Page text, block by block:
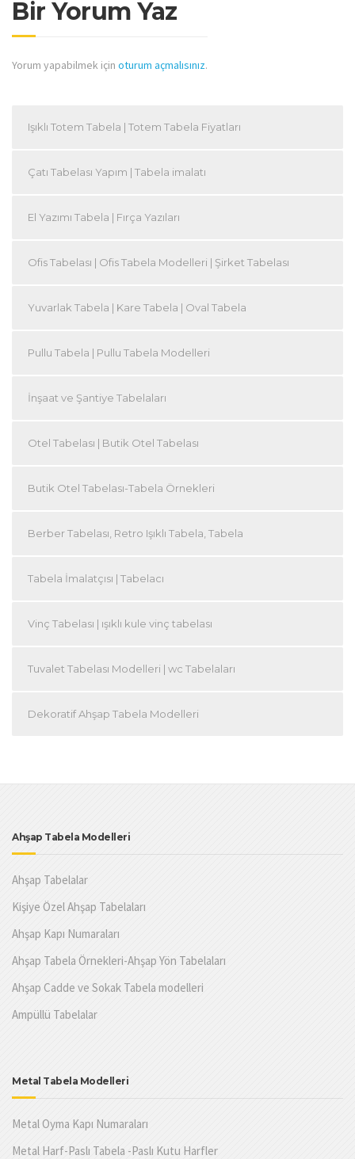
Bir Yorum Yaz
Yorum yapabilmek için oturum açmalısınız.
Işıklı Totem Tabela | Totem Tabela Fiyatları
Çatı Tabelası Yapım | Tabela imalatı
El Yazımı Tabela | Fırça Yazıları
Ofis Tabelası | Ofis Tabela Modelleri | Şirket Tabelası
Yuvarlak Tabela | Kare Tabela | Oval Tabela
Pullu Tabela | Pullu Tabela Modelleri
İnşaat ve Şantiye Tabelaları
Otel Tabelası | Butik Otel Tabelası
Butik Otel Tabelası-Tabela Örnekleri
Berber Tabelası, Retro Işıklı Tabela, Tabela
Tabela İmalatçısı | Tabelacı
Vinç Tabelası | ışıklı kule vinç tabelası
Tuvalet Tabelası Modelleri | wc Tabelaları
Dekoratif Ahşap Tabela Modelleri
Ahşap Tabela Modelleri
Ahşap Tabelalar
Kişiye Özel Ahşap Tabelaları
Ahşap Kapı Numaraları
Ahşap Tabela Örnekleri-Ahşap Yön Tabelaları
Ahşap Cadde ve Sokak Tabela modelleri
Ampüllü Tabelalar
Metal Tabela Modelleri
Metal Oyma Kapı Numaraları
Metal Harf-Paslı Tabela -Paslı Kutu Harfler